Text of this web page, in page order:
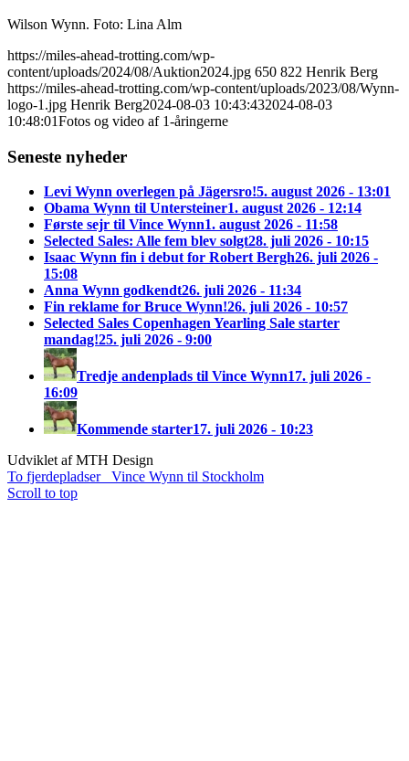
Wilson Wynn. Foto: Lina Alm
https://miles-ahead-trotting.com/wp-
content/uploads/2024/08/Auktion2024.jpg 650 822 Henrik Berg
https://miles-ahead-trotting.com/wp-content/uploads/2023/08/Wynn-
logo-1.jpg Henrik Berg2024-08-03 10:43:432024-08-03
10:48:01Fotos og video af 1-åringerne
Seneste nyheder
Levi Wynn overlegen på Jägersro!5. august 2026 - 13:01
Obama Wynn til Untersteiner1. august 2026 - 12:14
Første sejr til Vince Wynn1. august 2026 - 11:58
Selected Sales: Alle fem blev solgt28. juli 2026 - 10:15
Isaac Wynn fin i debut for Robert Bergh26. juli 2026 -
15:08
Anna Wynn godkendt26. juli 2026 - 11:34
Fin reklame for Bruce Wynn!26. juli 2026 - 10:57
Selected Sales Copenhagen Yearling Sale starter
mandag!25. juli 2026 - 9:00
Tredje andenplads til Vince Wynn17. juli 2026 -
16:09
Kommende starter17. juli 2026 - 10:23
Udviklet af MTH Design
To fjerdepladser
Vince Wynn til Stockholm
Scroll to top